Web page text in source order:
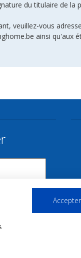
du titulaire de la
veuillez-vous
ainsi qu'aux